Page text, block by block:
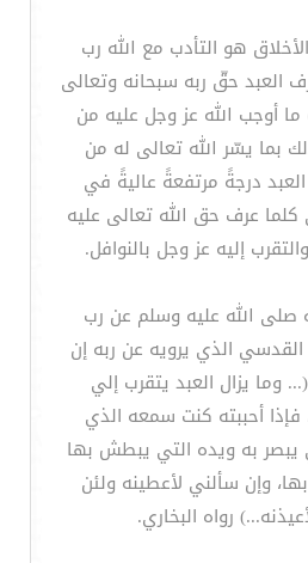
هو التأدب مع الله رب
العبد حقّ ربه سبحانه وتعالى
أوجب الله عز وجل عليه من
بما يسّر الله تعالى له من
العبد درجةً مرتفعةً عاليةً في
كلما عرف حق الله تعالى عليه
إليه عز وجل بالنوافل.
صلى الله عليه وسلم عن رب
الذي يرويه عن ربه إن
وما يزال العبد يتقرب إلي
فإذا أحببته كنت سمعه الذي
به ويده التي يبطش بها
وإن سألني لأعطينه ولئن
رواه البخاري.